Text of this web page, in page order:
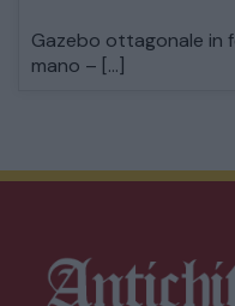
Gazebo ottagonale
mano – […]